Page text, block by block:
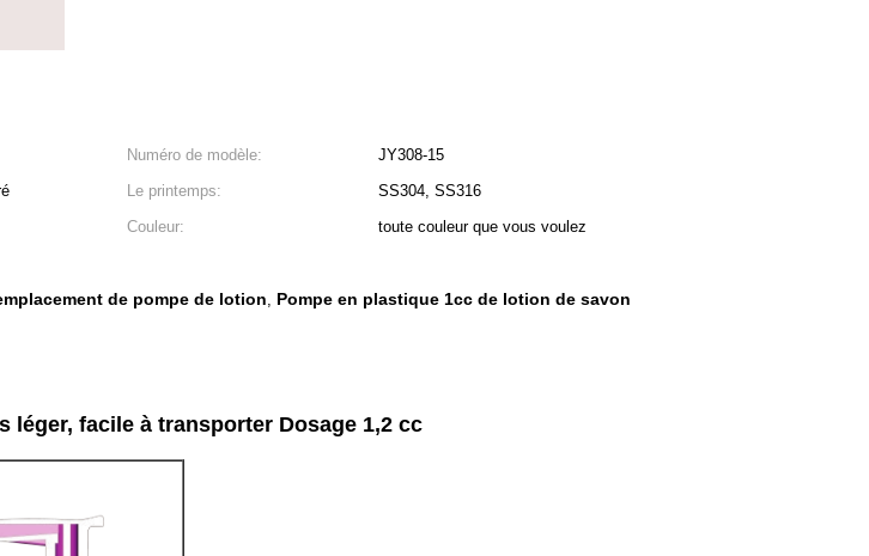
Numéro de modèle:
JY308-15
Le printemps:
SS304, SS316
Couleur:
toute couleur que vous voulez
de pompe de lotion, Pompe en plastique 1cc de lotion de savon
léger, facile à transporter Dosage 1,2 cc